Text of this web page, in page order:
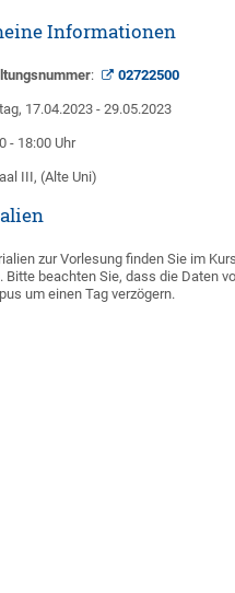
Informationen
: 02722500
17.04.2023 - 29.05.2023
- 18:00 Uhr
III, (Alte Uni)
zur Vorlesung finden Sie im
Bitte beachten Sie, dass die Daten
um einen Tag verzögern.